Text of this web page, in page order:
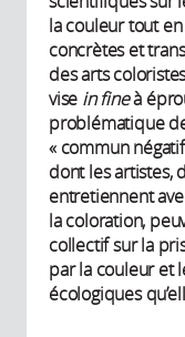
la couleur tout
concrètes et
des arts
vise in fineà
problématique
« commun
dont les artistes,
entretiennent
la coloration,
collectif sur la
par la couleur et
écologiques